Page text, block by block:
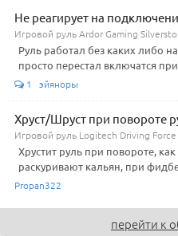
Не реагирует на
Игровой руль Ardor Gaming
Руль работал без каких либо
просто перестал включатся
1 эйяноры
Хруст/Шруст при повороте
Игровой руль Logitech Driving Force
Хрустит руль при повороте,
раскуривают кальян, при
Propan322
перейти к